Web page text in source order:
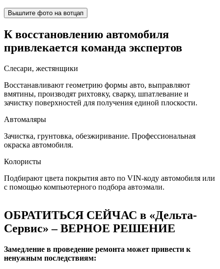
Вышлите фото на вотцап
К восстановлению автомобиля
привлекается команда экспертов
Слесари, жестянщики
Восстанавливают геометрию формы авто, выправляют
вмятины, производят рихтовку, сварку, шпатлевание и
зачистку поверхностей для получения единой плоскости.
Автомаляры
Зачистка, грунтовка, обезжиривание. Профессиональная
окраска автомобиля.
Колористы
Подбирают цвета покрытия авто по VIN-коду автомобиля или
с помощью компьютерного подбора автоэмали.
ОБРАТИТЬСЯ СЕЙЧАС в «Дельта-
Сервис» – ВЕРНОЕ РЕШЕНИЕ
Замедление в проведение ремонта может привести к
ненужным последствиям: